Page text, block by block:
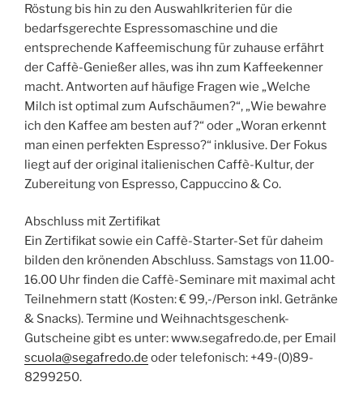
Röstung bis hin zu den Auswahlkriterien für die
bedarfsgerechte Espressomaschine und die
entsprechende Kaffeemischung für zuhause erfährt
der Caffè-Genießer alles, was ihn zum Kaffeekenner
macht. Antworten auf häufige Fragen wie „Welche
Milch ist optimal zum Aufschäumen?“, „Wie bewahre
ich den Kaffee am besten auf?“ oder „Woran erkennt
man einen perfekten Espresso?“ inklusive. Der Fokus
liegt auf der original italienischen Caffè-Kultur, der
Zubereitung von Espresso, Cappuccino & Co.
Abschluss mit Zertifikat
Ein Zertifikat sowie ein Caffè-Starter-Set für daheim
bilden den krönenden Abschluss. Samstags von 11.00-
16.00 Uhr finden die Caffè-Seminare mit maximal acht
Teilnehmern statt (Kosten: € 99,-/Person inkl. Getränke
& Snacks). Termine und Weihnachtsgeschenk-
Gutscheine gibt es unter: www.segafredo.de, per Email
scuola@segafredo.de oder telefonisch: +49-(0)89-
8299250.